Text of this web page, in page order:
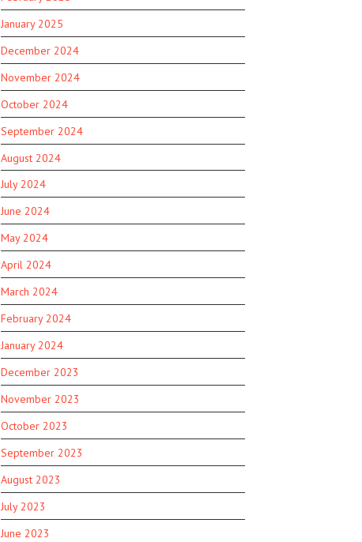
January 2025
December 2024
November 2024
October 2024
September 2024
August 2024
July 2024
June 2024
May 2024
April 2024
March 2024
February 2024
January 2024
December 2023
November 2023
October 2023
September 2023
August 2023
July 2023
June 2023